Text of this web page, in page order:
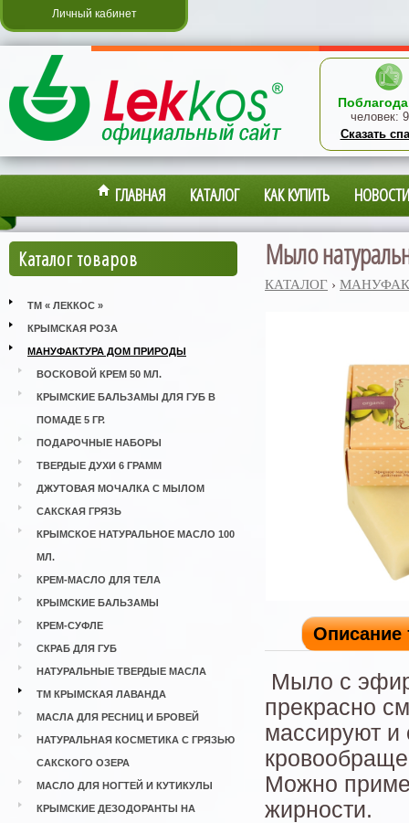
Личный кабинет
человек:
Сказать
ГЛАВНАЯ КАТАЛОГ КАК КУПИТЬ НОВОСТИ
Каталог товаров
ТМ « ЛЕККОС »
КРЫМСКАЯ РОЗА
МАНУФАКТУРА ДОМ ПРИРОДЫ
ВОСКОВОЙ КРЕМ 50 МЛ.
КРЫМСКИЕ БАЛЬЗАМЫ ДЛЯ ГУБ В
ПОМАДЕ 5 ГР.
ПОДАРОЧНЫЕ НАБОРЫ
ТВЕРДЫЕ ДУХИ 6 ГРАММ
ДЖУТОВАЯ МОЧАЛКА С МЫЛОМ
САКСКАЯ ГРЯЗЬ
КРЫМСКОЕ НАТУРАЛЬНОЕ МАСЛО 100
МЛ.
КРЕМ-МАСЛО ДЛЯ ТЕЛА
КРЫМСКИЕ БАЛЬЗАМЫ
КРЕМ-СУФЛЕ
СКРАБ ДЛЯ ГУБ
НАТУРАЛЬНЫЕ ТВЕРДЫЕ МАСЛА
ТМ КРЫМСКАЯ ЛАВАНДА
МАСЛА ДЛЯ РЕСНИЦ И БРОВЕЙ
НАТУРАЛЬНАЯ КОСМЕТИКА С ГРЯЗЬЮ
САКСКОГО ОЗЕРА
МАСЛО ДЛЯ НОГТЕЙ И КУТИКУЛЫ
КРЫМСКИЕ ДЕЗОДОРАНТЫ НА
Мыло
КАТАЛОГ ›
Описание
Мыло с
прекрасно
массируют
Можно
жирности.